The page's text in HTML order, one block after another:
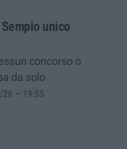
unico
concorso o
da solo
26 – 19:55